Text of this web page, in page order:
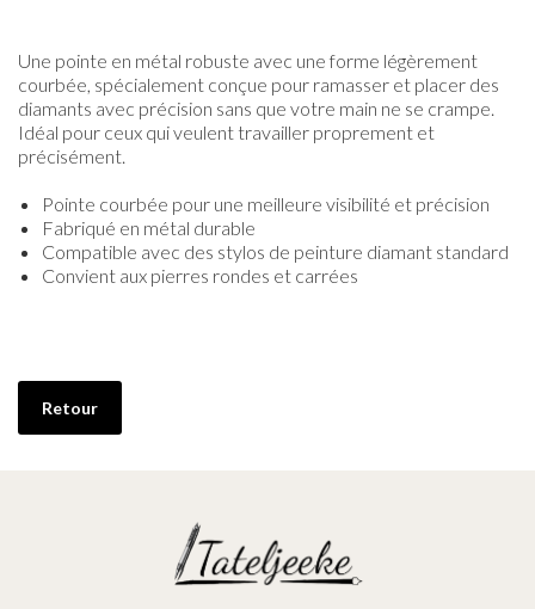
Une pointe en métal robuste avec une forme légèrement
courbée, spécialement conçue pour ramasser et placer des
diamants avec précision sans que votre main ne se crampe.
Idéal pour ceux qui veulent travailler proprement et
précisément.
Pointe courbée pour une meilleure visibilité et précision
Fabriqué en métal durable
Compatible avec des stylos de peinture diamant standard
Convient aux pierres rondes et carrées
Retour